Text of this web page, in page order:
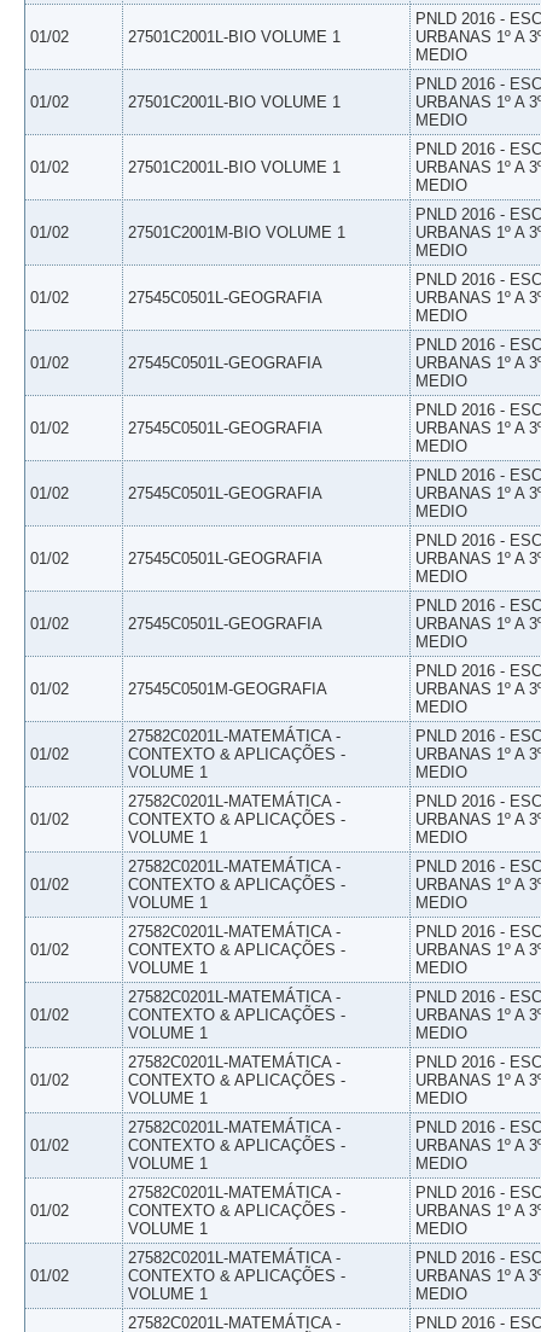
01/02 27501C2001L-BIO VOLUME 1
PNLD 2016 -
URBANAS 1º A
MEDIO
01/02 27501C2001L-BIO VOLUME 1
PNLD 2016 -
URBANAS 1º A
MEDIO
01/02 27501C2001L-BIO VOLUME 1
PNLD 2016 -
URBANAS 1º A
MEDIO
01/02 27501C2001M-BIO VOLUME 1
PNLD 2016 -
URBANAS 1º A
MEDIO
01/02 27545C0501L-GEOGRAFIA
PNLD 2016 -
URBANAS 1º A
MEDIO
01/02 27545C0501L-GEOGRAFIA
PNLD 2016 -
URBANAS 1º A
MEDIO
01/02 27545C0501L-GEOGRAFIA
PNLD 2016 -
URBANAS 1º A
MEDIO
01/02 27545C0501L-GEOGRAFIA
PNLD 2016 -
URBANAS 1º A
MEDIO
01/02 27545C0501L-GEOGRAFIA
PNLD 2016 -
URBANAS 1º A
MEDIO
01/02 27545C0501L-GEOGRAFIA
PNLD 2016 -
URBANAS 1º A
MEDIO
01/02 27545C0501M-GEOGRAFIA
PNLD 2016 -
URBANAS 1º A
MEDIO
01/02
27582C0201L-MATEMÁTICA -
CONTEXTO & APLICAÇÕES -
VOLUME 1
PNLD 2016 -
URBANAS 1º A
MEDIO
01/02
27582C0201L-MATEMÁTICA -
CONTEXTO & APLICAÇÕES -
VOLUME 1
PNLD 2016 -
URBANAS 1º A
MEDIO
01/02
27582C0201L-MATEMÁTICA -
CONTEXTO & APLICAÇÕES -
VOLUME 1
PNLD 2016 -
URBANAS 1º A
MEDIO
01/02
27582C0201L-MATEMÁTICA -
CONTEXTO & APLICAÇÕES -
VOLUME 1
PNLD 2016 -
URBANAS 1º A
MEDIO
01/02
27582C0201L-MATEMÁTICA -
CONTEXTO & APLICAÇÕES -
VOLUME 1
PNLD 2016 -
URBANAS 1º A
MEDIO
01/02
27582C0201L-MATEMÁTICA -
CONTEXTO & APLICAÇÕES -
VOLUME 1
PNLD 2016 -
URBANAS 1º A
MEDIO
01/02
27582C0201L-MATEMÁTICA -
CONTEXTO & APLICAÇÕES -
VOLUME 1
PNLD 2016 -
URBANAS 1º A
MEDIO
01/02
27582C0201L-MATEMÁTICA -
CONTEXTO & APLICAÇÕES -
VOLUME 1
PNLD 2016 -
URBANAS 1º A
MEDIO
01/02
27582C0201L-MATEMÁTICA -
CONTEXTO & APLICAÇÕES -
VOLUME 1
PNLD 2016 -
URBANAS 1º A
MEDIO
27582C0201L-MATEMÁTICA -
PNLD 2016 -